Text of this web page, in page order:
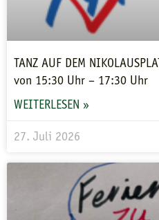
TANZ AUF DEM
von 15:30 Uhr – 17:30 Uhr
WEITERLESEN »
27. Juli 2026